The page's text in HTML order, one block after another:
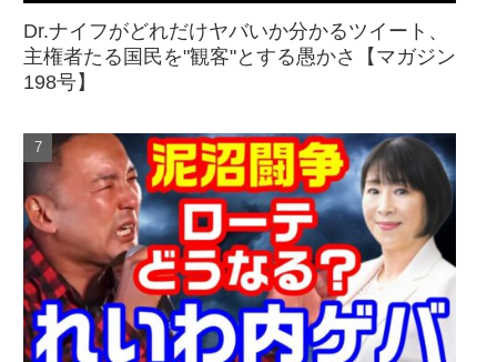
Dr.ナイフがどれだけヤバいか分かるツイート、
主権者たる国民を"観客"とする愚かさ【マガジン
198号】